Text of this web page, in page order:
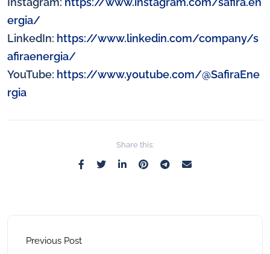
ergia/
LinkedIn: https://www.linkedin.com/company/s
afiraenergia/
YouTube: https://www.youtube.com/@SafiraEne
rgia
Share this:
Previous Post